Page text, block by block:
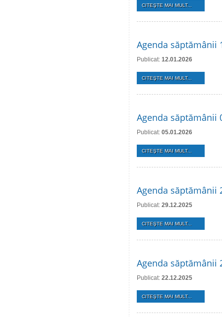
CITEŞTE MAI MULT...
Agenda săptămânii
Publicat: 12.01.2026
CITEŞTE MAI MULT...
Agenda săptămânii
Publicat: 05.01.2026
CITEŞTE MAI MULT...
Agenda săptămânii
Publicat: 29.12.2025
CITEŞTE MAI MULT...
Agenda săptămânii
Publicat: 22.12.2025
CITEŞTE MAI MULT...